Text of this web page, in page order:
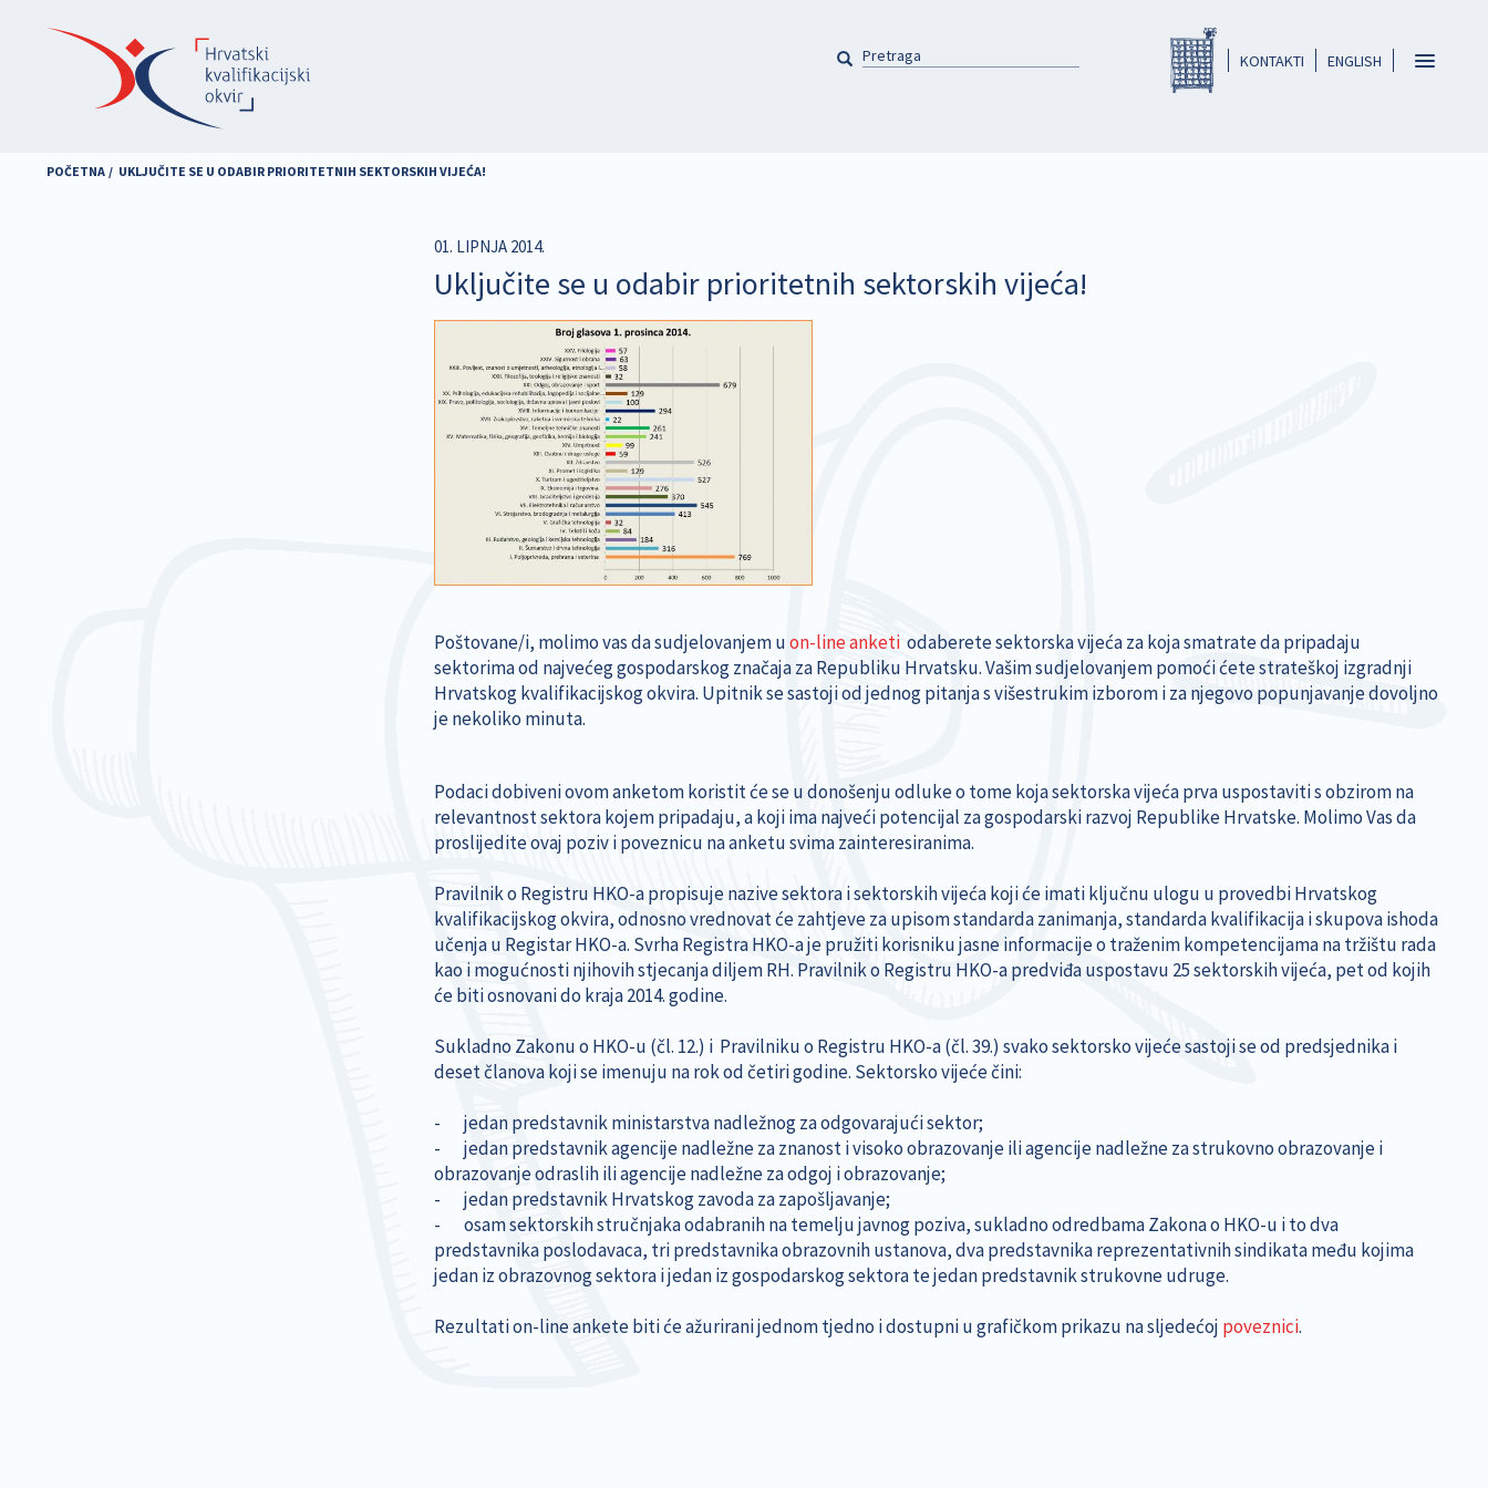
ENGLISH
headerKONTAKTI
PRETRAGA
Toggle
POČETNA UKLJUČITE SE U ODABIR PRIORITETNIH SEKTORSKIH VIJEĆA!
01. LIPNJA 2014.
Uključite se u odabir prioritetnih sektorskih vijeća!
Poštovane/i, molimo vas da sudjelovanjem uon-line anketi odaberete sektorska vijeća za koja smatrate da pripadaju
sektorima od najvećeg gospodarskog značaja za Republiku Hrvatsku. Vašim sudjelovanjem pomoći ćete strateškoj izgradnji
Hrvatskog kvalifikacijskog okvira. Upitnik se sastoji od jednog pitanja s višestrukim izborom i za njegovo popunjavanje dovoljno
je nekoliko minuta.
Podaci dobiveni ovom anketom koristit će se u donošenju odluke o tome koja sektorska vijeća prva uspostaviti s obzirom na
relevantnost sektora kojem pripadaju, a koji ima najveći potencijal za gospodarski razvoj Republike Hrvatske. Molimo Vas da
proslijedite ovaj poziv i poveznicu na anketu svima zainteresiranima.
Pravilnik o Registru HKO-a propisuje nazive sektora i sektorskih vijeća koji će imati ključnu ulogu u provedbi Hrvatskog
kvalifikacijskog okvira, odnosno vrednovat će zahtjeve za upisom standarda zanimanja, standarda kvalifikacija i skupova ishoda
učenja u Registar HKO-a. Svrha Registra HKO-a je pružiti korisniku jasne informacije o traženim kompetencijama na tržištu rada
kao i mogućnosti njihovih stjecanja diljem RH. Pravilnik o Registru HKO-a predviđa uspostavu 25 sektorskih vijeća, pet od kojih
će biti osnovani do kraja 2014. godine.
Sukladno Zakonu o HKO-u (čl. 12.) i Pravilniku o Registru HKO-a (čl. 39.) svako sektorsko vijeće sastoji se od predsjednika i
deset članova koji se imenuju na rok od četiri godine. Sektorsko vijeće čini:
- jedan predstavnik ministarstva nadležnog za odgovarajući sektor;
- jedan predstavnik agencije nadležne za znanost i visoko obrazovanje ili agencije nadležne za strukovno obrazovanje i
obrazovanje odraslih ili agencije nadležne za odgoj i obrazovanje;
- jedan predstavnik Hrvatskog zavoda za zapošljavanje;
- osam sektorskih stručnjaka odabranih na temelju javnog poziva, sukladno odredbama Zakona o HKO-u i to dva
predstavnika poslodavaca, tri predstavnika obrazovnih ustanova, dva predstavnika reprezentativnih sindikata među kojima
jedan iz obrazovnog sektora i jedan iz gospodarskog sektora te jedan predstavnik strukovne udruge.
Rezultati on-line ankete biti će ažurirani jednom tjedno i dostupni u grafičkom prikazu na sljedećoj poveznici.